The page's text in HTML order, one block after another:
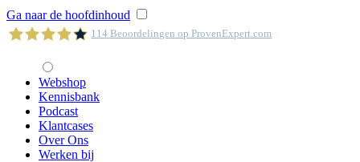
Ga naar de hoofdinhoud
OneXillium
114Beoordelingen op ProvenExpert.com
Webshop
Kennisbank
Podcast
Klantcases
Over Ons
Werken bij